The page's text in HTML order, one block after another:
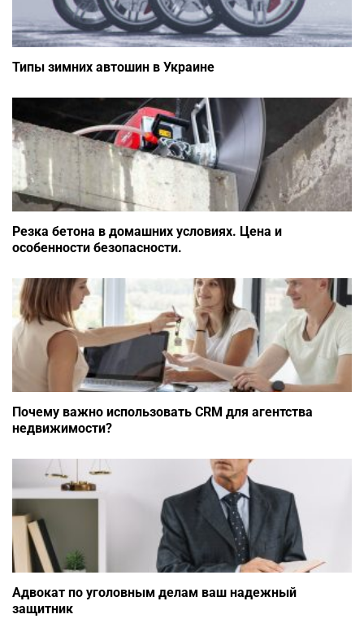
Типы зимних автошин в Украине
Резка бетона в домашних условиях. Цена и
особенности безопасности.
Почему важно использовать CRM для агентства
недвижимости?
Адвокат по уголовным делам ваш надежный
защитник